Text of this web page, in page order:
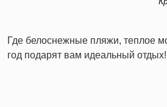
Где белоснежные пляжи, теплое
год подарят вам идеальный отдых!